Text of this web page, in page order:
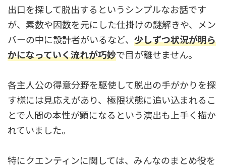
出口を探して脱出するというシンプルなお話です
が、素数や因数を元にした仕掛けの謎解きや、メン
バーの中に設計者がいるなど、 少しずつ状況が明ら
かになっていく流れが巧妙で目が離せません。
各主人公の得意分野を駆使して脱出の手がかりを探
す様には見応えがあり、極限状態に追い込まれるこ
とで人間の本性が顕になるという演出も上手く描か
れていました。
特にクエンティンに関しては、みんなのまとめ役を